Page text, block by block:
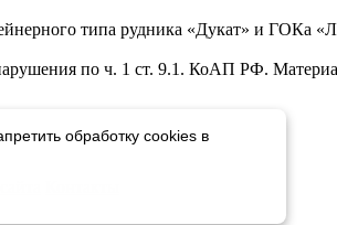
типа рудника «Дукат» и ГОКа
по ч. 1 ст. 9.1. КоАП РФ.
обработку cookies в